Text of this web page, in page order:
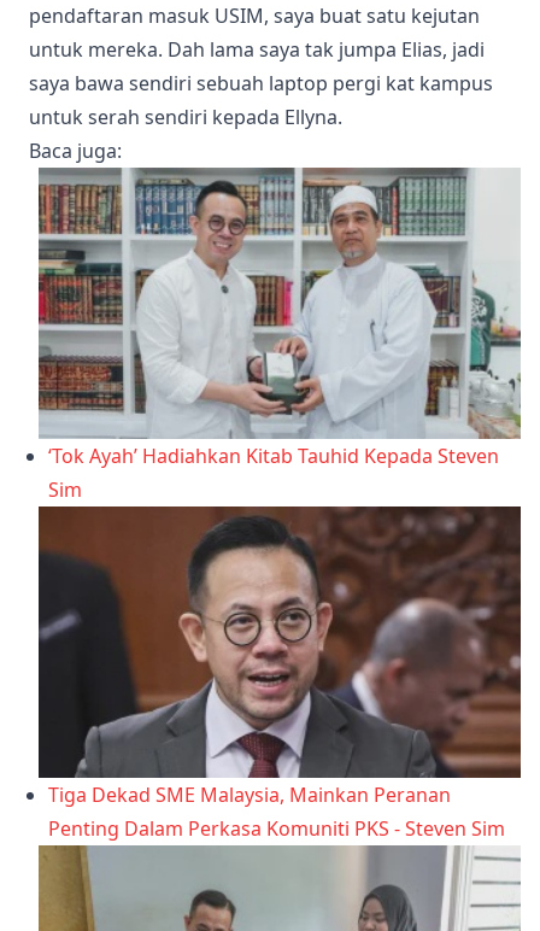
pendaftaran masuk USIM, saya buat satu kejutan
untuk mereka. Dah lama saya tak jumpa Elias, jadi
saya bawa sendiri sebuah laptop pergi kat kampus
untuk serah sendiri kepada Ellyna.
Baca juga:
‘Tok Ayah’ Hadiahkan Kitab Tauhid Kepada Steven
Sim
Tiga Dekad SME Malaysia, Mainkan Peranan
Penting Dalam Perkasa Komuniti PKS - Steven Sim